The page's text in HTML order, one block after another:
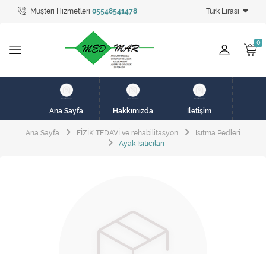
Müşteri Hizmetleri 05548541478 Türk Lirası
Tüm Kategoriler
hasta karyolası
HASTA KARYOLASI
KİRALIK MEDİKAL ÜRÜNLER
TANSİYON ALETLERİ
TEKERLEKLİ SANDALYE
Ana Sayfa Hakkımızda İletişim
Ana Sayfa FİZİK TEDAVİ ve rehabilitasyon
Isıtma Pedleri
Ayak Isıtıcıları